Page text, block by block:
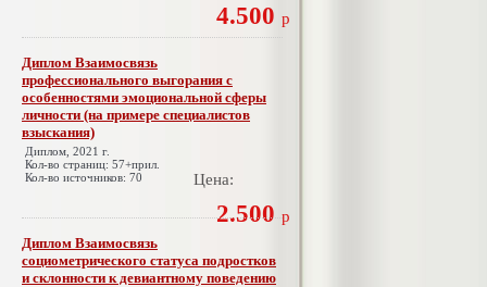
4.500 р
Диплом Взаимосвязь
профессионального выгорания с
особенностями эмоциональной сферы
личности (на примере специалистов
взыскания)
Диплом, 2021 г.
Кол-во страниц: 57+прил.
Кол-во источников: 70
Цена:
2.500 р
Диплом Взаимосвязь
социометрического статуса подростков
и склонности к девиантному поведению